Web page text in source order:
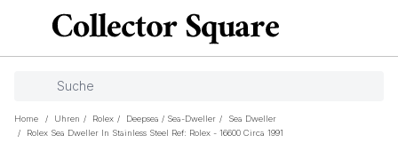
Home / Uhren / Rolex / Deepsea / Sea-Dweller /
Sea Dweller
/
Rolex Sea Dweller In Stainless Steel Ref: Rolex - 16600 Circa 1991